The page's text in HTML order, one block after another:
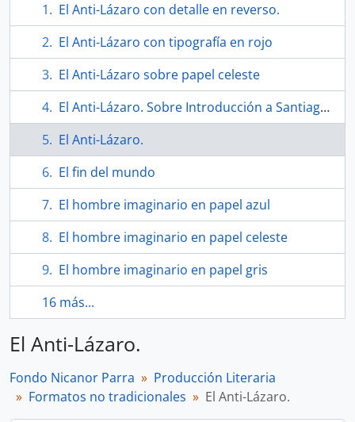
El Anti-Lázaro con detalle en reverso.
El Anti-Lázaro con tipografía en rojo
El Anti-Lázaro sobre papel celeste
El Anti-Lázaro. Sobre Introducción a Santiago de José Ángel Cuevas
El Anti-Lázaro.
El fin del mundo
El hombre imaginario en papel azul
El hombre imaginario en papel celeste
El hombre imaginario en papel gris
16 más...
El Anti-Lázaro.
Fondo Nicanor Parra
Producción Literaria
Formatos no tradicionales
El Anti-Lázaro.